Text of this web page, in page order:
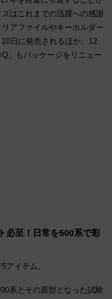
はこれまでの活躍への感謝
アファイルやキーホルダー
日に発売されるほか、12
」もパッケージをリニュー
必至！日常を500系で彩
アイテム。
系とその原型となった試験